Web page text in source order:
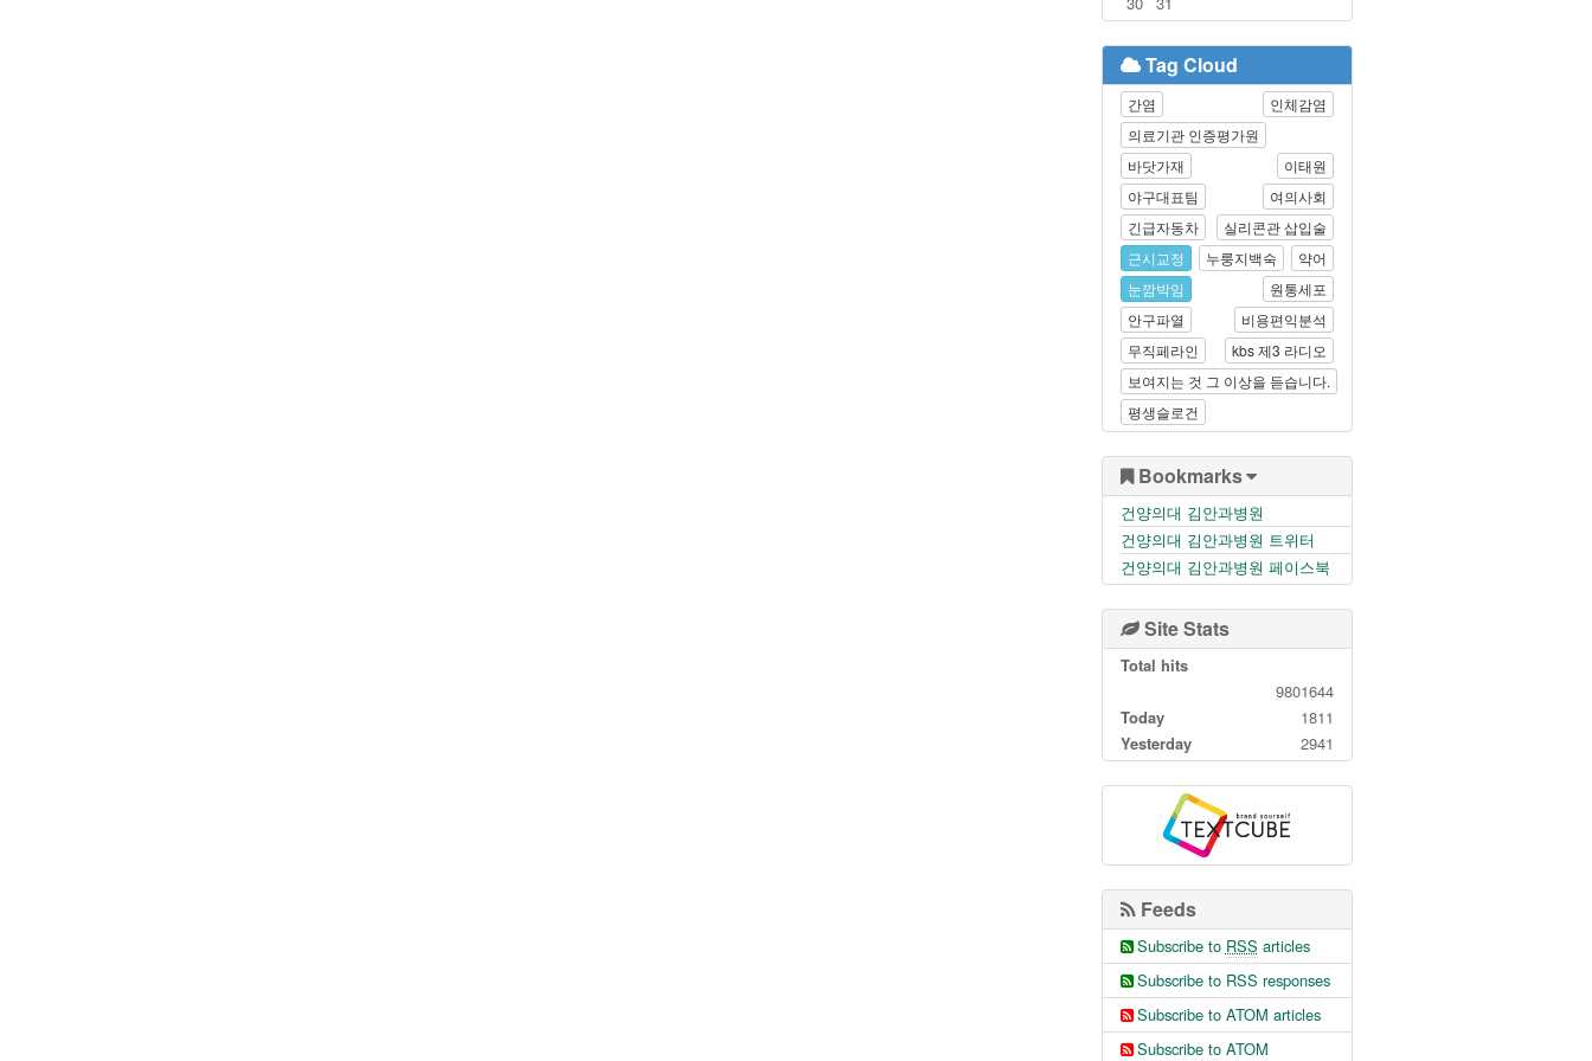
Tag Cloud
간염
인체감염
의료기관 인증평가원
바닷가재
이태원
야구대표팀
여의사회
긴급자동차
실리콘관 삽입술
근시교정
누룽지백숙
약어
눈깜박임
원통세포
안구파열
비용편익분석
무직페라인
kbs 제3 라디오
보여지는 것 그 이상을 듣습니다.
평생슬로건
Bookmarks
건양의대 김안과병원
건양의대 김안과병원 트위터
건양의대 김안과병원 페이스북
Site Stats
Total hits
9801644
Today
1811
Yesterday
2941
Feeds
Subscribe to RSS articles
Subscribe to RSS responses
Subscribe to ATOM articles
Subscribe to ATOM